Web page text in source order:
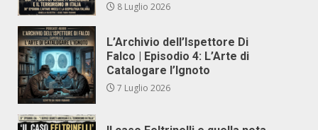
8 Luglio 2026
L’Archivio dell’Ispettore Di
Falco | Episodio 4: L’Arte di
Catalogare l’Ignoto
7 Luglio 2026